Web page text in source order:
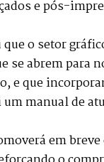
e pós-
o setor
abrem para
e que
manual de
em